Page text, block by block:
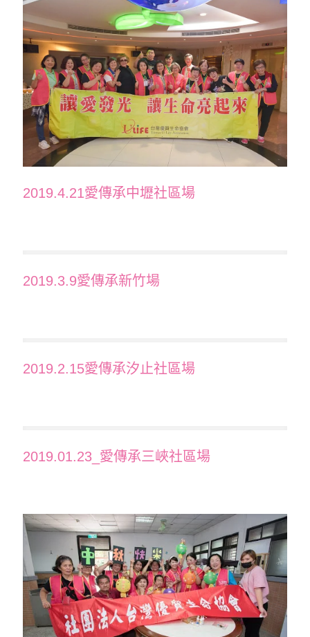
2019.4.21愛傳承中壢社區場
2019.3.9愛傳承新竹場
2019.2.15愛傳承汐止社區場
2019.01.23_愛傳承三峽社區場